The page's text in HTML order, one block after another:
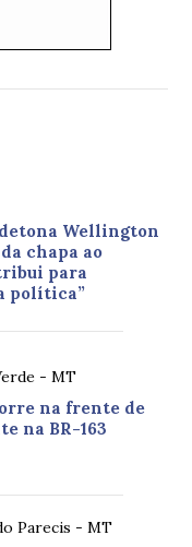
Wellington
chapa ao
para
política”
- MT
na frente de
na BR-163
Parecis - MT